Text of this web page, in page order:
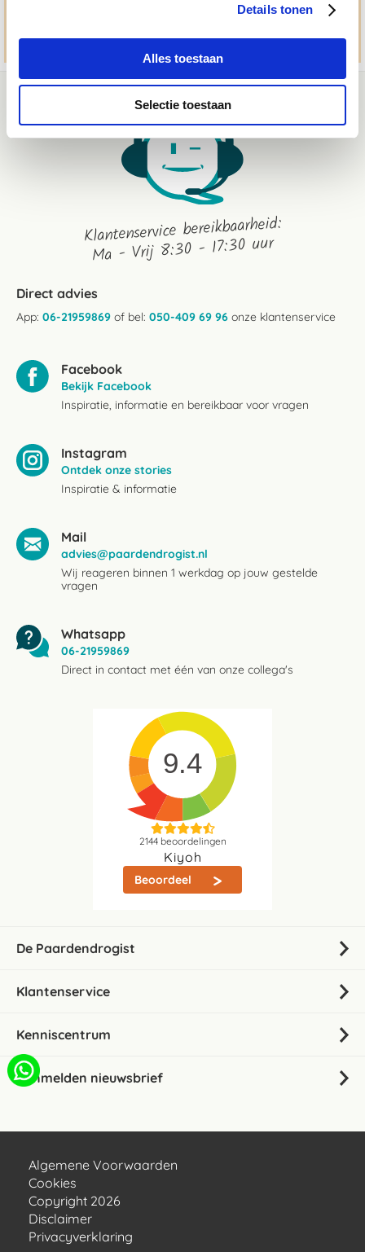
Details tonen
Alles toestaan
Selectie toestaan
Klantenservice bereikbaarheid:
Ma - Vrij 8:30 - 17:30 uur
Direct advies
App: 06-21959869 of bel: 050-409 69 96 onze klantenservice
Facebook
Bekijk Facebook
Inspiratie, informatie en bereikbaar voor vragen
Instagram
Ontdek onze stories
Inspiratie & informatie
Mail
advies@paardendrogist.nl
Wij reageren binnen 1 werkdag op jouw gestelde
vragen
Whatsapp
06-21959869
Direct in contact met één van onze collega's
9.4
2144beoordelingen
Kiyoh
Beoordeel
De Paardendrogist
Klantenservice
Kenniscentrum
Aanmelden nieuwsbrief
Algemene Voorwaarden
Cookies
Copyright 2026
Disclaimer
Privacyverklaring